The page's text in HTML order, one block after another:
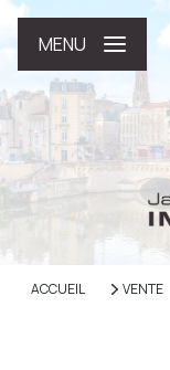
MENU
ACCUEIL VENTE